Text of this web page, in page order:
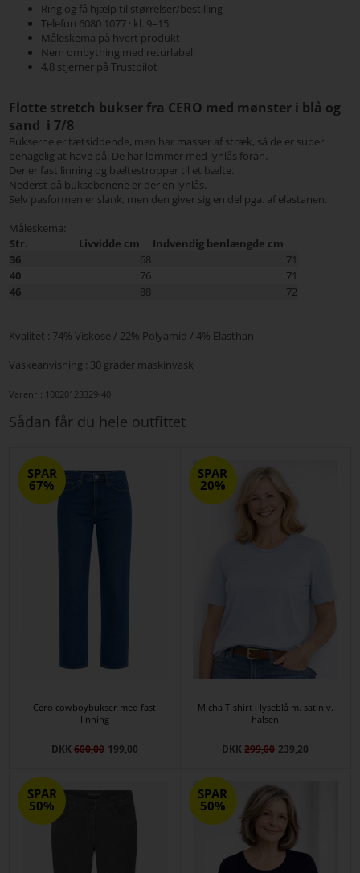
Ring og få hjælp til størrelser/bestilling
Telefon 6080 1077 · kl. 9–15
Måleskema på hvert produkt
Nem ombytning med returlabel
4,8 stjerner på Trustpilot
Flotte stretch bukser fra CERO med mønster i blå og
sand i 7/8
Bukserne er tætsiddende, men har masser af stræk, så de er super
behagelig at have på. De har lommer med lynlås foran.
Der er fast linning og bæltestropper til et bælte.
Nederst på buksebenene er der en lynlås.
Selv pasformen er slank, men den giver sig en del pga. af elastanen.
Måleskema:
Str.
Livvidde cm
Indvendig benlængde cm
36
68
71
40
76
71
46
88 72
Kvalitet : 74% Viskose / 22% Polyamid / 4% Elasthan
Vaskeanvisning : 30 grader maskinvask
Varenr.: 10020123329-40
Sådan får du hele outfittet
SPAR
67%
Cero cowboybukser med fast
linning
DKK600,00 199,00
SPAR
20%
Micha T-shirt i lyseblå m. satin v.
halsen
DKK299,00 239,20
SPAR
50%
SPAR
50%